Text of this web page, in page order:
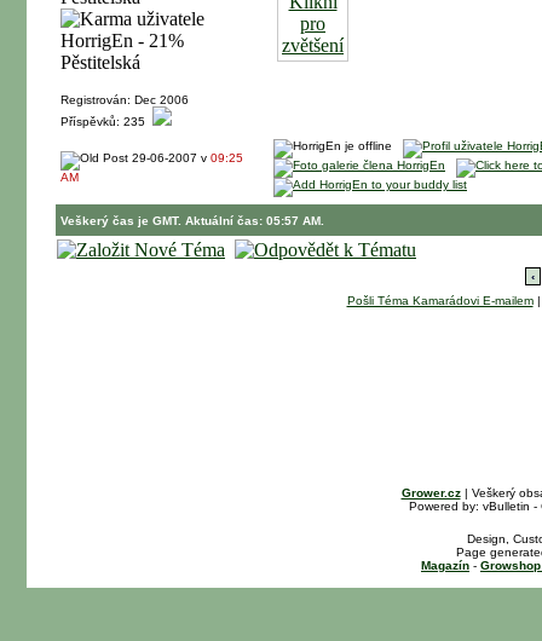
Registrován: Dec 2006
Příspěvků: 235
29-06-2007 v 09:25
AM
Veškerý čas je GMT. Aktuální čas: 05:57 AM.
‹
Pošli Téma Kamarádovi E-mailem
Grower.cz| Veškerý
Powered by: vBulletin -
Design,
Page
Magazín -